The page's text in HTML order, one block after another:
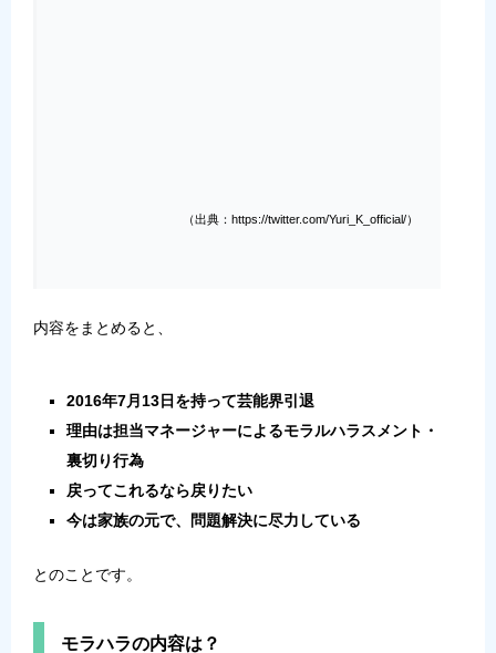
（出典：https://twitter.com/Yuri_K_official/）
内容をまとめると、
2016年7月13日を持って芸能界引退
理由は担当マネージャーによるモラルハラスメント・
裏切り行為
戻ってこれるなら戻りたい
今は家族の元で、問題解決に尽力している
とのことです。
モラハラの内容は？